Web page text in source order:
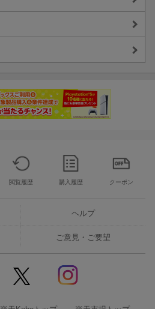
閲覧履歴 購入履歴 クーポン
ヘルプ
ご意見・ご要望